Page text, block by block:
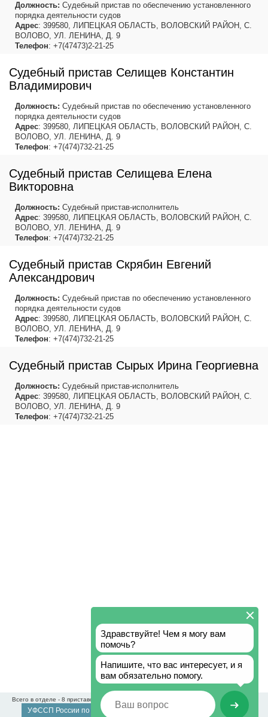
Должность: Судебный пристав по обеспечению установленного
порядка деятельности судов
Адрес: 399580, ЛИПЕЦКАЯ ОБЛАСТЬ, ВОЛОВСКИЙ РАЙОН, С.
ВОЛОВО, УЛ. ЛЕНИНА, Д. 9
Телефон: +7(47473)2-21-25
Судебный пристав Селищев Константин
Владимирович
Должность: Судебный пристав по обеспечению установленного
порядка деятельности судов
Адрес: 399580, ЛИПЕЦКАЯ ОБЛАСТЬ, ВОЛОВСКИЙ РАЙОН, С.
ВОЛОВО, УЛ. ЛЕНИНА, Д. 9
Телефон: +7(474)732-21-25
Судебный пристав Селищева Елена
Викторовна
Должность: Судебный пристав-исполнитель
Адрес: 399580, ЛИПЕЦКАЯ ОБЛАСТЬ, ВОЛОВСКИЙ РАЙОН, С.
ВОЛОВО, УЛ. ЛЕНИНА, Д. 9
Телефон: +7(474)732-21-25
Судебный пристав Скрябин Евгений
Александрович
Должность: Судебный пристав по обеспечению установленного
порядка деятельности судов
Адрес: 399580, ЛИПЕЦКАЯ ОБЛАСТЬ, ВОЛОВСКИЙ РАЙОН, С.
ВОЛОВО, УЛ. ЛЕНИНА, Д. 9
Телефон: +7(474)732-21-25
Судебный пристав Сырых Ирина Георгиевна
Должность: Судебный пристав-исполнитель
Адрес: 399580, ЛИПЕЦКАЯ ОБЛАСТЬ, ВОЛОВСКИЙ РАЙОН, С.
ВОЛОВО, УЛ. ЛЕНИНА, Д. 9
Телефон: +7(474)732-21-25
Всего в отделе - 8 приставов
УФССП России по Липецкой области